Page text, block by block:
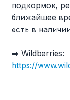
подкормок,
ближайшее
есть в
➡️ Wildberries:
https://